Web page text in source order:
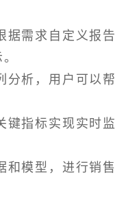
需求自定义报
析，用户可以
指标实现实时
模型，进行销